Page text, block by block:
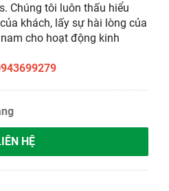
Chúng tôi luôn thấu hiểu
khách, lấy sự hài lòng của
cho hoạt động kinh
HỆ